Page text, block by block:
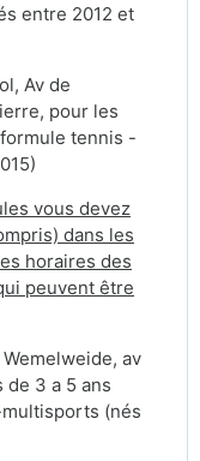
entre 2012 et
Av de
pour les
tennis -
vous devez
dans les
horaires des
peuvent être
av
3 a 5 ans
(nés